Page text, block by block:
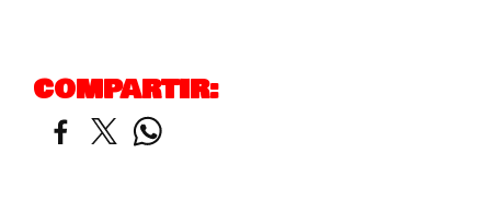
COMPARTIR: